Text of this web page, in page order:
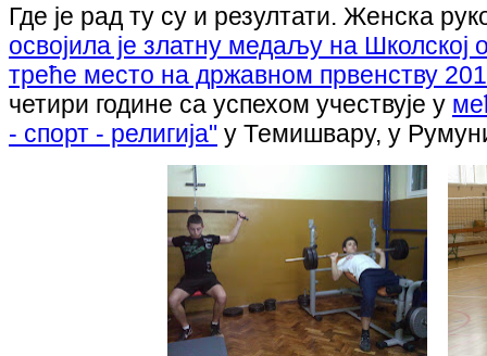
Где је рад ту су и резултати. Женска
освојила је златну медаљу на Школској
треће место на државном првенству
четири године са успехом учествује у
- спорт - религија" у Темишвару, у